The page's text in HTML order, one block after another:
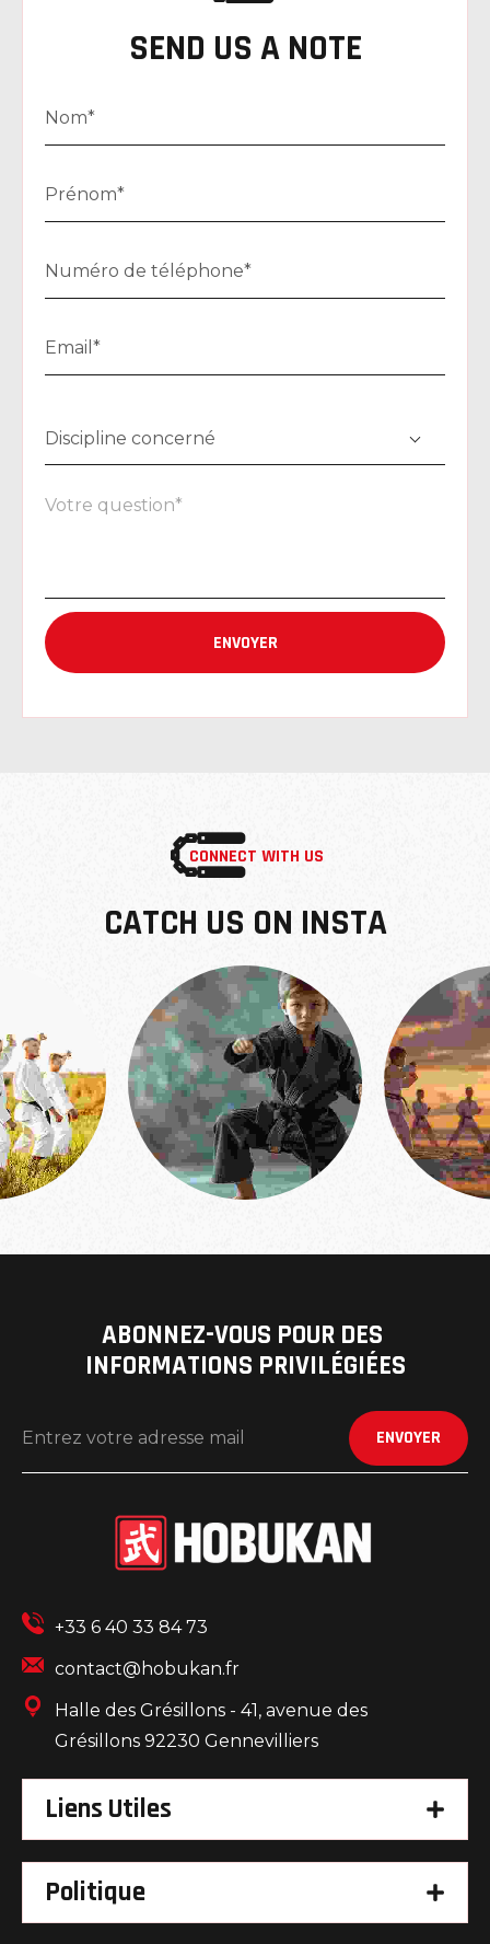
SEND US A NOTE
Discipline concerné
CONNECT WITH US
CATCH US ON INSTA
ABONNEZ-VOUS POUR DES
INFORMATIONS PRIVILÉGIÉES
ENVOYER
+33 6 40 33 84 73
contact@hobukan.fr
Halle des Grésillons - 41, avenue des
Grésillons 92230 Gennevilliers
Liens Utiles
Politique